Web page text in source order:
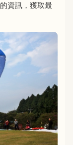
的資訊，獲取最